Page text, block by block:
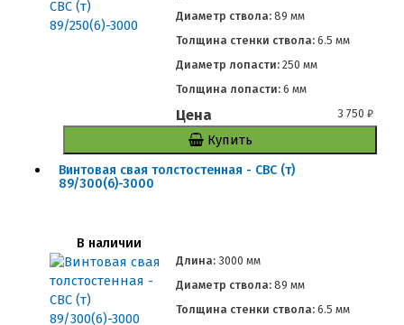
Диаметр ствола:89 мм
Толщина стенки ствола:6.5 мм
Диаметр лопасти:250 мм
Толщина лопасти:6 мм
Цена 3 750₽
Купить
Винтовая свая толстостенная - СВС (т)
89/300(6)-3000
В наличии
Длина:3000 мм
Диаметр ствола:89 мм
Толщина стенки ствола:6.5 мм